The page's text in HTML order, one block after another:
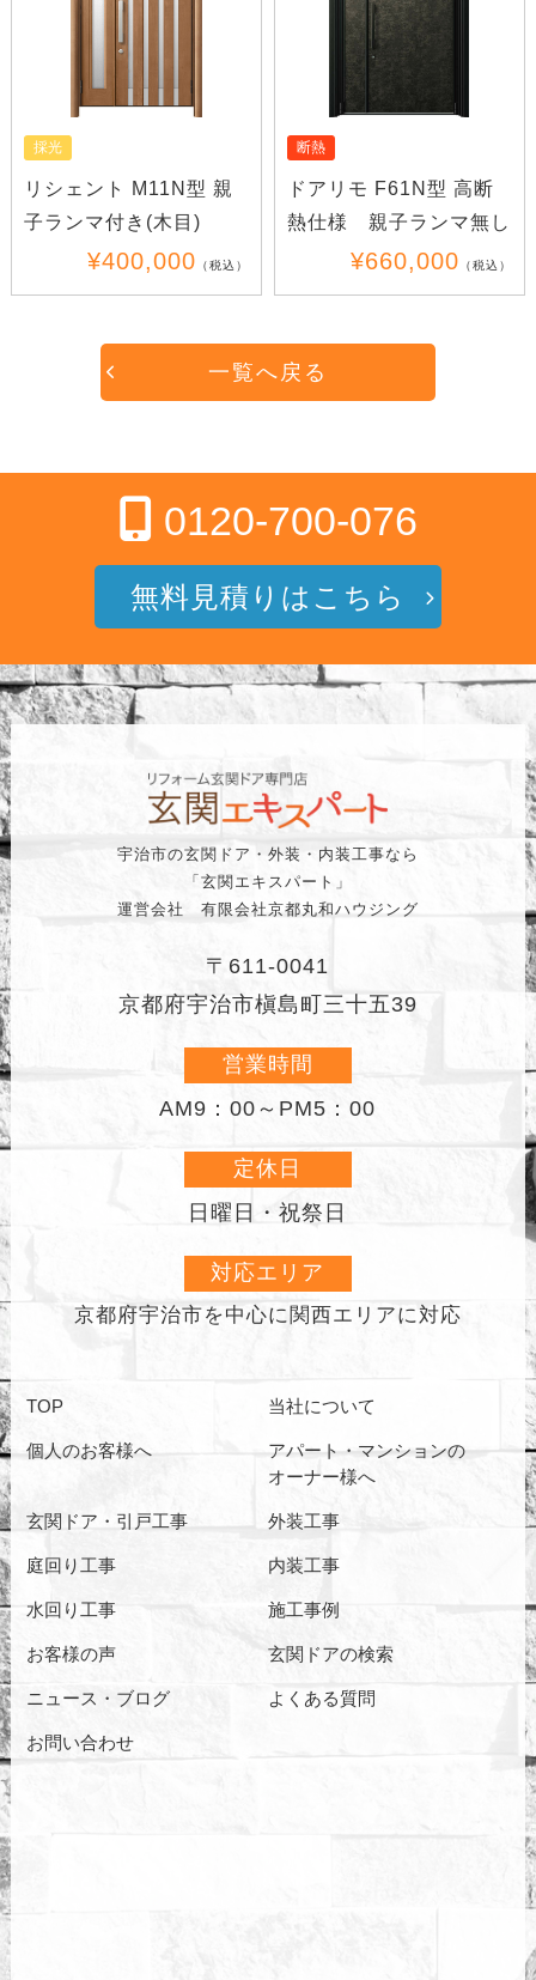
採光
リシェント M11N型 親
子ランマ付き(木目)
¥400,000 （税込）
断熱
ドアリモ F61N型 高断
熱仕様 親子ランマ無し
¥660,000 （税込）
一覧へ戻る
0120-700-076
無料見積りはこちら
宇治市の玄関ドア・外装・内装工事なら
「玄関エキスパート」
運営会社 有限会社京都丸和ハウジング
〒611-0041
京都府宇治市槇島町三十五39
営業時間
AM9：00～PM5：00
定休日
日曜日・祝祭日
対応エリア
京都府宇治市を中心に関西エリアに対応
TOP 当社について
個人のお客様へ
アパート・マンションの
オーナー様へ
玄関ドア・引戸工事 外装工事
庭回り工事 内装工事
水回り工事 施工事例
お客様の声 玄関ドアの検索
ニュース・ブログ よくある質問
お問い合わせ